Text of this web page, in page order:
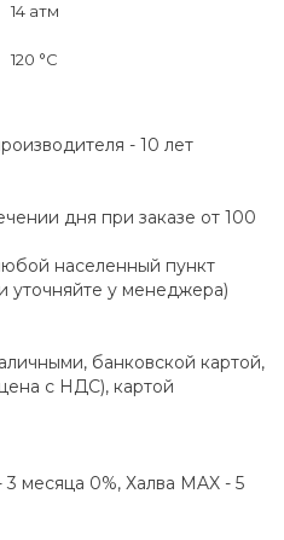
14 атм
120 °C
- 10 лет
дня при заказе от 100
населенный пункт
уточняйте у менеджера)
банковской картой,
с НДС), картой
месяца 0%, Халва MAX - 5